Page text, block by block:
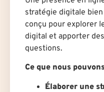
stratégie digitale
conçu pour explorer
digital et apporter
questions.
Ce que nous
Élaborer une